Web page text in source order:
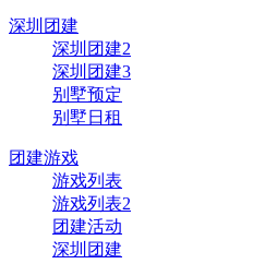
深圳团建
深圳团建2
深圳团建3
别墅预定
别墅日租
团建游戏
游戏列表
游戏列表2
团建活动
深圳团建